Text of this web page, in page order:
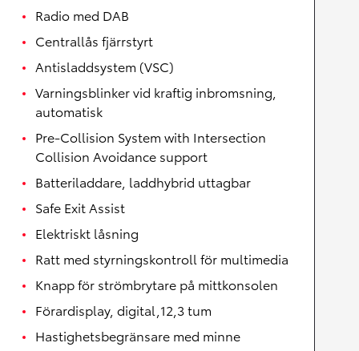
Radio med DAB
Centrallås fjärrstyrt
Antisladdsystem (VSC)
Varningsblinker vid kraftig inbromsning,
automatisk
Pre-Collision System with Intersection
Collision Avoidance support
Batteriladdare, laddhybrid uttagbar
Safe Exit Assist
Elektriskt låsning
Ratt med styrningskontroll för multimedia
Knapp för strömbrytare på mittkonsolen
Förardisplay, digital,12,3 tum
Hastighetsbegränsare med minne